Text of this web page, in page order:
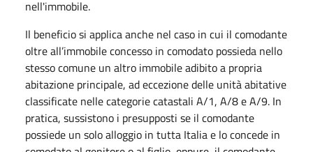
nell'immobile.
Il beneficio si applica anche nel caso in cui il comodante
oltre all’immobile concesso in comodato possieda nello
stesso comune un altro immobile adibito a propria
abitazione principale, ad eccezione delle unità abitative
classificate nelle categorie catastali A/1, A/8 e A/9. In
pratica, sussistono i presupposti se il comodante
possiede un solo alloggio in tutta Italia e lo concede in